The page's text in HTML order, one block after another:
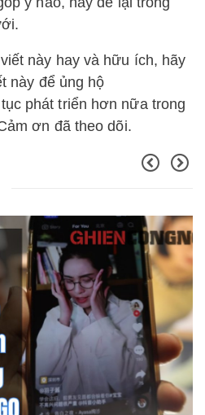
này hay và hữu ích, hãy
này để ủng hộ
phát triển hơn nữa trong
ơn đã theo dõi.